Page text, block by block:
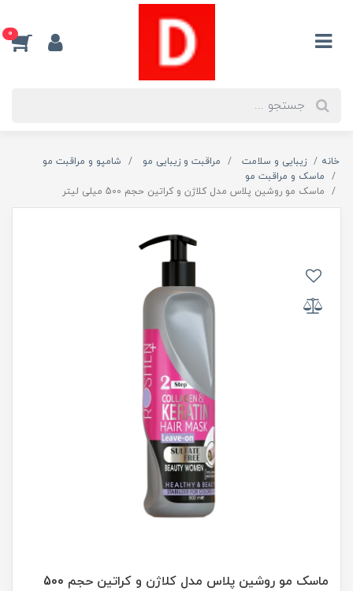
0
خانه زیبایی و سلامت مراقبت و زیبایی مو
شامپو و مراقبت مو
ماسک و مراقبت مو
ماسک مو روشین پلاس مدل کلاژن و کراتین حجم 500 میلی لیتر
ماسک مو روشین پلاس مدل کلاژن و کراتین حجم 500